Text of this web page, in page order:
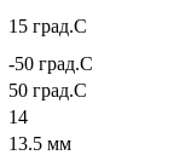
15 град.C
-50 град.C
50 град.C
14
13.5 мм